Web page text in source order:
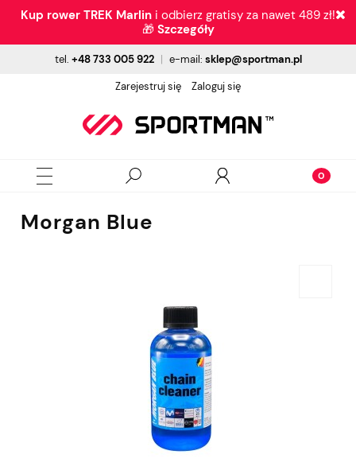
Kup rower TREK Marlin i odbierz gratisy za nawet 489 zł!
🎁 Szczegóły
tel. +48 733 005 922 | e-mail: sklep@sportman.pl
Zarejestruj się
Zaloguj się
Morgan Blue